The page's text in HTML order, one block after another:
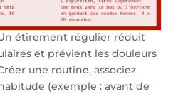
étirement régulier réduit
et prévient les douleurs
une routine, associez
(exemple : avant de